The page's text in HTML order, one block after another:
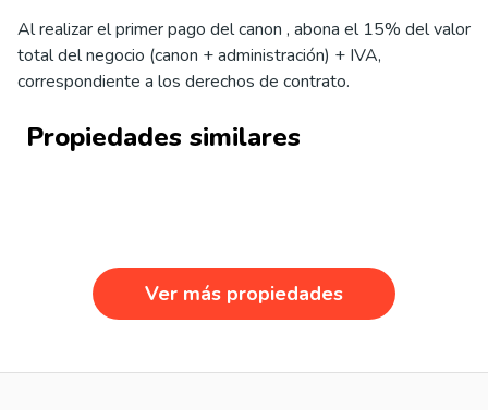
Al realizar el primer pago del canon , abona el 15% del valor
total del negocio (canon + administración) + IVA,
correspondiente a los derechos de contrato.
Propiedades similares
Ver más propiedades